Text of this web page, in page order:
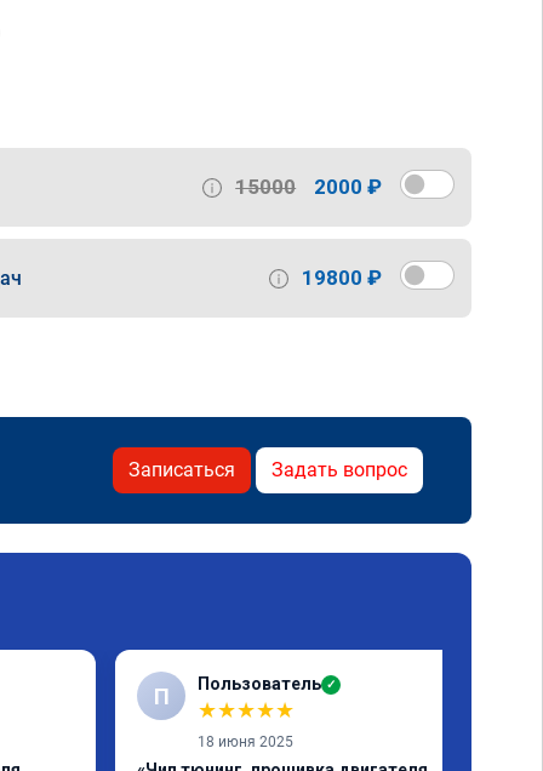
15000 2000 ₽
19800 ₽
Записаться Задать вопрос
П Пользователь ✓
★★★★★
18 июня 2025